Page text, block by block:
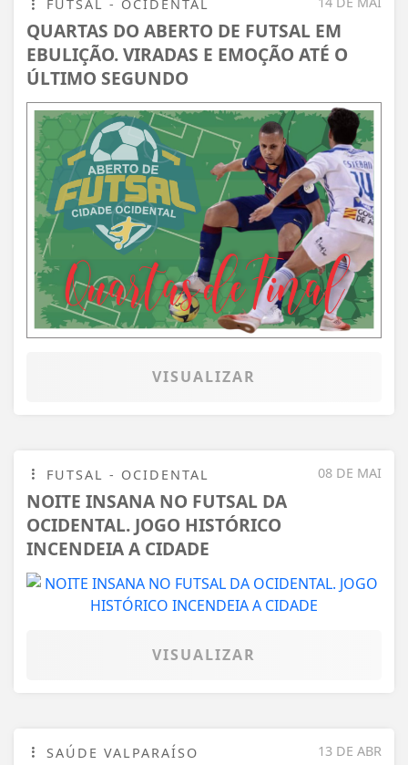
FUTSAL - OCIDENTAL
QUARTAS DO ABERTO DE FUTSAL EM
EBULIÇÃO. VIRADAS E EMOÇÃO ATÉ O
ÚLTIMO SEGUNDO
VISUALIZAR
08 DE MAI
FUTSAL - OCIDENTAL
NOITE INSANA NO FUTSAL DA
OCIDENTAL. JOGO HISTÓRICO
INCENDEIA A CIDADE
VISUALIZAR
13 DE ABR
SAÚDE VALPARAÍSO